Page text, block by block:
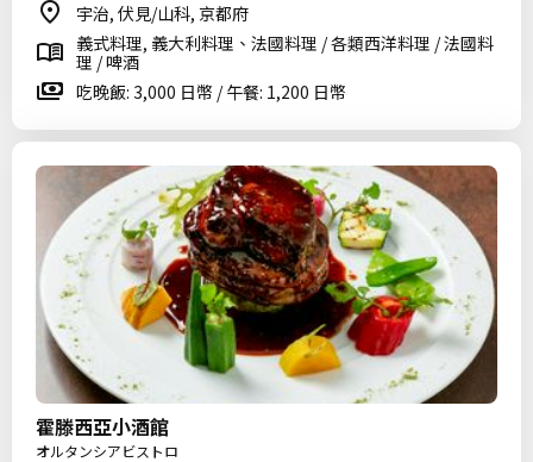
宇治, 伏見/山科, 京都府
義式料理, 義大利料理、法國料理 / 各類西洋料理 / 法國料
理 / 啤酒
吃晚飯: 3,000 日幣 / 午餐: 1,200 日幣
霍滕西亞小酒館
オルタンシアビストロ